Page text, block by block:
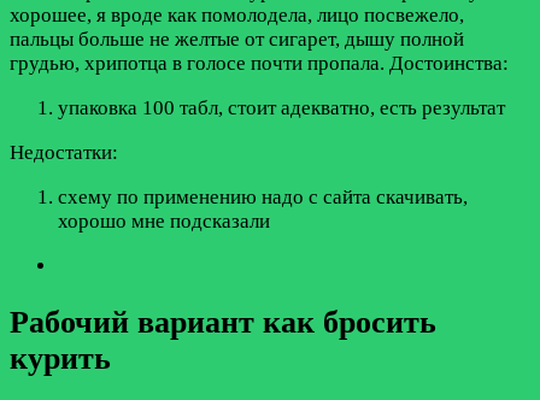
хорошее, я вроде как помолодела, лицо посвежело,
пальцы больше не желтые от сигарет, дышу полной
грудью, хрипотца в голосе почти пропала. Достоинства:
упаковка 100 табл, стоит адекватно, есть результат
Недостатки:
схему по применению надо с сайта скачивать,
хорошо мне подсказали
Рабочий вариант как бросить
курить